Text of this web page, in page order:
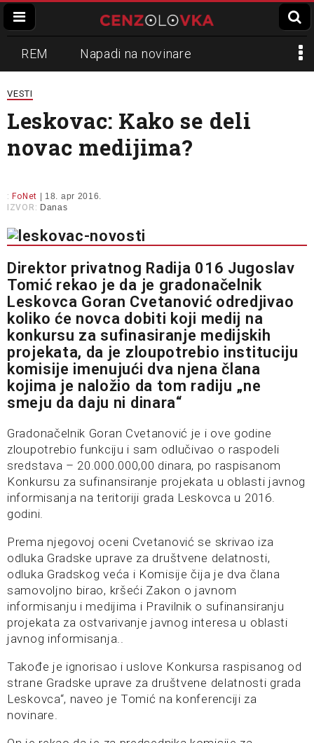
REM Napadi na novinare
Zvučni top
Propaganda Lokalni mediji
Informer Slavko Ćuruvija
VESTI
Leskovac: Kako se deli
novac medijima?
: FoNet | 18. apr 2016.
IZVOR: Danas
Direktor privatnog Radija 016 Jugoslav
Tomić rekao je da je gradonačelnik
Leskovca Goran Cvetanović odredjivao
koliko će novca dobiti koji medij na
konkursu za sufinasiranje medijskih
projekata, da je zloupotrebio instituciju
komisije imenujući dva njena člana
kojima je naložio da tom radiju „ne
smeju da daju ni dinara“
Gradonačelnik Goran Cvetanović je i ove godine
zloupotrebio funkciju i sam odlučivao o raspodeli
sredstava – 20.000.000,00 dinara, po raspisanom
Konkursu za sufinansiranje projekata u oblasti javnog
informisanja na teritoriji grada Leskovca u 2016.
godini.
Prema njegovoj oceni Cvetanović se skrivao iza
odluka Gradske uprave za društvene delatnosti,
odluka Gradskog veća i Komisije čija je dva člana
samovoljno birao, kršeći Zakon o javnom
informisanju i medijima i Pravilnik o sufinansiranju
projekata za ostvarivanje javnog interesa u oblasti
javnog informisanja..
Takođe je ignorisao i uslove Konkursa raspisanog od
strane Gradske uprave za društvene delatnosti grada
Leskovca“, naveo je Tomić na konferenciji za
novinare.